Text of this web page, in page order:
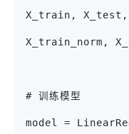
X_train,
X_train_norm,
# 训练模型
model =